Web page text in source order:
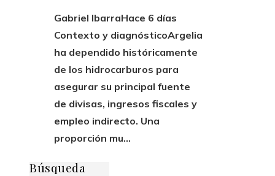
Gabriel IbarraHace 6 días
Contexto y diagnósticoArgelia
ha dependido históricamente
de los hidrocarburos para
asegurar su principal fuente
de divisas, ingresos fiscales y
empleo indirecto. Una
proporción mu...
Búsqueda